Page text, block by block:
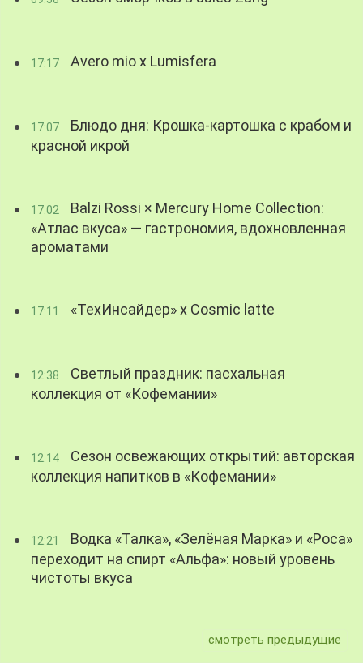
17:17 Avero mio x Lumisfera
17:07
Блюдо дня: Крошка-картошка с крабом и
красной икрой
17:02
Balzi Rossi × Mercury Home Collection:
«Атлас вкуса» — гастрономия, вдохновленная
ароматами
17:11 «ТехИнсайдер» х Cosmic latte
12:38
Светлый праздник: пасхальная
коллекция от «Кофемании»
12:14
Сезон освежающих открытий: авторская
коллекция напитков в «Кофемании»
12:21
Водка «Талка», «Зелёная Марка» и «Роса»
переходит на спирт «Альфа»: новый уровень
чистоты вкуса
смотреть предыдущие